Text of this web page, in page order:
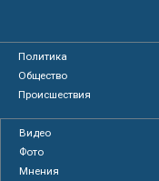
Политика
Общество
Происшествия
Видео
Фото
Мнения